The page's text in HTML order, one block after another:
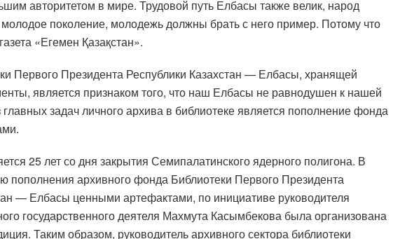
авторитетом в мире. Трудовой путь Елбасы также велик, народ
молодое поколение, молодежь должны брать с него пример. Потому что
«Егемен Қазақстан».
Первого Президента Республики Казахстан — Елбасы, хранящей
является признаком того, что наш Елбасы не равнодушен к нашей
задач личного архива в библиотеке является пополнение фонда
25 лет со дня закрытия Семипалатинского ядерного полигона. В
пополнения архивного фонда Библиотеки Первого Президента
— Елбасы ценными артефактами, по инициативе руководителя
государственного деятеля Махмута Касымбекова была организована
Таким образом, руководитель архивного сектора библиотеки